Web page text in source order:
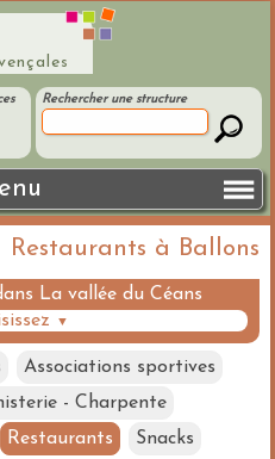
Rechercher une structure
Restaurants à Ballons
La vallée du Céans
▼
Associations sportives
- Charpente
Restaurants Snacks